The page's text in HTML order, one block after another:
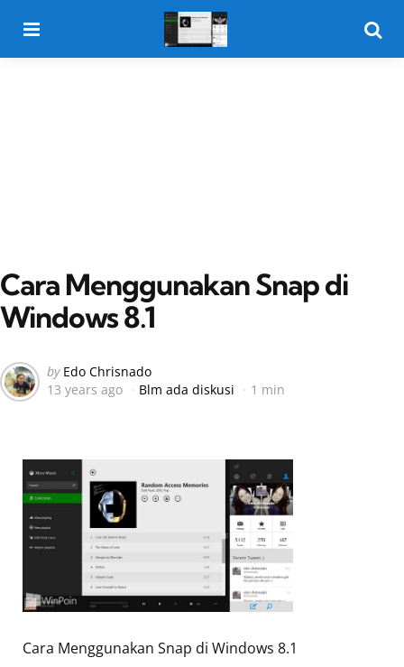
Cara Menggunakan Snap di
Windows 8.1
Posted
by
by Edo Chrisnado
13 years ago
Blm ada diskusi 1 min
Cara Menggunakan Snap di Windows 8.1